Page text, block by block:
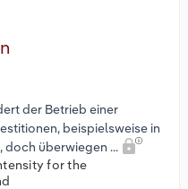
der Betrieb einer
beispielsweise in
überwiegen ...
for the